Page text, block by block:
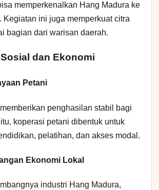
memperkenalkan Hang Madura ke
Kegiatan ini juga memperkuat citra
bagian dari warisan daerah.
dan Ekonomi
Petani
penghasilan stabil bagi
koperasi petani dibentuk untuk
pelatihan, dan akses modal.
Ekonomi Lokal
industri Hang Madura,